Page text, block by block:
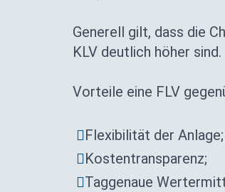
Generell gilt, dass die
KLV deutlich höher sind.
Vorteile eine FLV
Flexibilität der Anlage;
Kostentransparenz;
Taggenaue